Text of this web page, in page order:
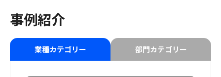
事例紹介
業種カテゴリー 部門カテゴリー